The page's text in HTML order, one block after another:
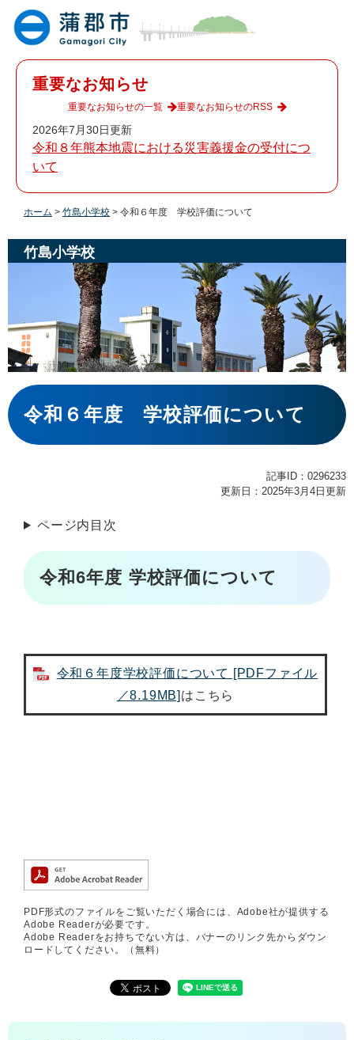
重要なお知らせ
2026年7月30日更新
令和８年熊本地震における災害義援金の受付につ
いて
重要なお知らせの一覧 重要なお知らせのRSS
ホーム > 竹島小学校 > 令和６年度 学校評価について
竹島小学校
本
文
令和６年度 学校評価について
記事ID：0296233
更新日：2025年3月4日更新
ページ内目次
令和6年度 学校評価について
令和６年度学校評価について [PDFファイル
／8.19MB] はこちら
PDF形式のファイルをご覧いただく場合には、Adobe社が提供する
Adobe Readerが必要です。
Adobe Readerをお持ちでない方は、バナーのリンク先からダウン
ロードしてください。（無料）